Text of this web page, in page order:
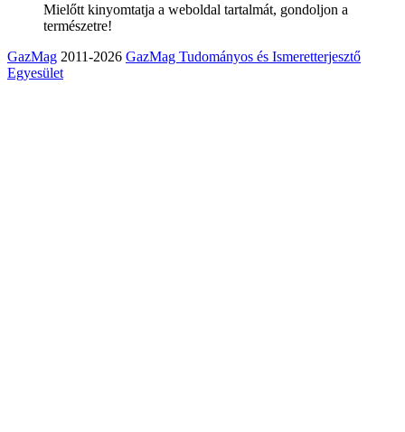
Mielőtt kinyomtatja a weboldal tartalmát, gondoljon a
természetre!
GazMag 2011-2026 GazMag Tudományos és Ismeretterjesztő
Egyesület